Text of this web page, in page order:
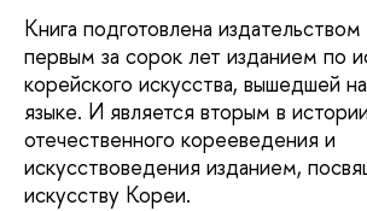
Книга подготовлена
первым за сорок лет изданием по
корейского искусства, вышедшей
языке. И является вторым в истории
отечественного корееведения и
искусствоведения изданием,
искусству Кореи.